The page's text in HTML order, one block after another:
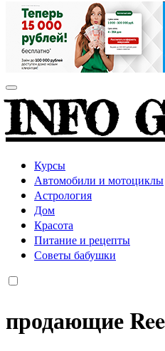
INFO
Курсы
Автомобили и мотоциклы
Астрология
Дом
Красота
Питание и рецепты
Советы бабушки
продающие